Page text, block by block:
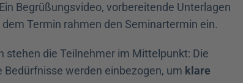
Begrüßungsvideo, vorbereitende Unterlagen
Termin rahmen den Seminartermin ein.
stehen die Teilnehmer im Mittelpunkt: Die
werden einbezogen, um klare